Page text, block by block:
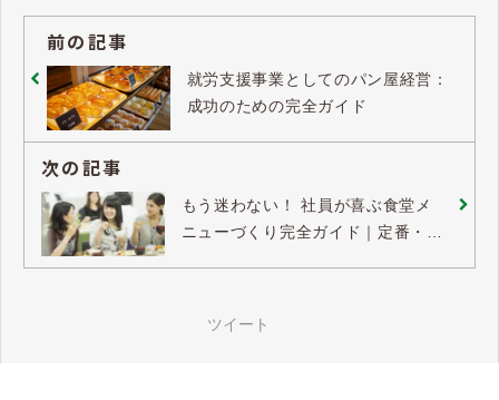
前の記事
就労支援事業としてのパン屋経営：
成功のための完全ガイド
次の記事
もう迷わない！ 社員が喜ぶ食堂メ
ニューづくり完全ガイド｜定番・日
ツイート